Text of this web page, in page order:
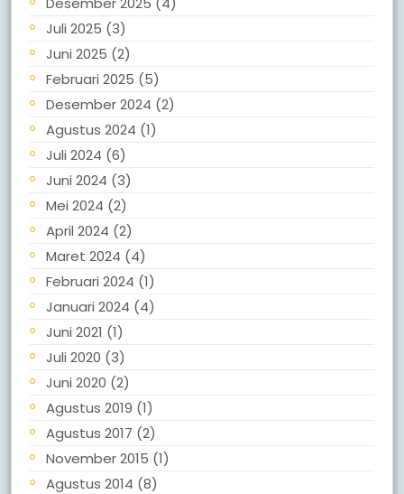
Juli 2025 (3)
Juni 2025 (2)
Februari 2025 (5)
Desember 2024 (2)
Agustus 2024 (1)
Juli 2024 (6)
Juni 2024 (3)
Mei 2024 (2)
April 2024 (2)
Maret 2024 (4)
Februari 2024 (1)
Januari 2024 (4)
Juni 2021 (1)
Juli 2020 (3)
Juni 2020 (2)
Agustus 2019 (1)
Agustus 2017 (2)
November 2015 (1)
Agustus 2014 (8)